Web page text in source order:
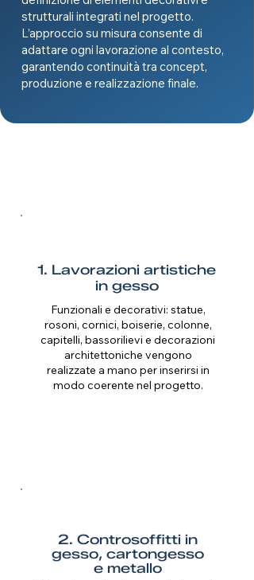
strutturali integrati nel progetto.
L’approccio su misura consente di
adattare ogni lavorazione al contesto,
garantendo continuità tra concept,
produzione e realizzazione finale.
1. Lavorazioni artistiche
in gesso
Funzionali e decorativi: statue,
rosoni, cornici, boiserie, colonne,
capitelli, bassorilievi e decorazioni
architettoniche vengono
realizzate a mano per inserirsi in
modo coerente nel progetto.
2. Controsoffitti in
gesso, cartongesso
e metallo